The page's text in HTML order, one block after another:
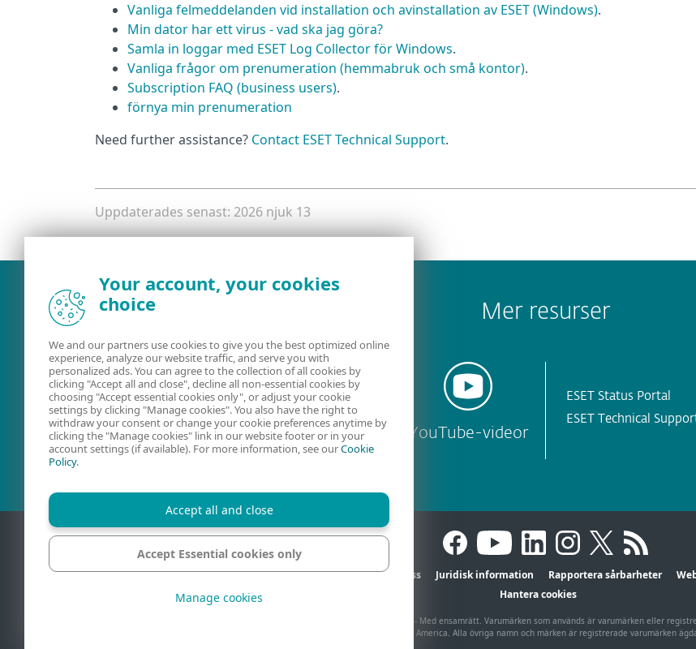
Vanliga felmeddelanden vid installation och avinstallation av ESET (Windows).
Min dator har ett virus - vad ska jag göra?
Samla in loggar med ESET Log Collector för Windows.
Vanliga frågor om prenumeration (hemmabruk och små kontor).
Subscription FAQ (business users).
förnya min prenumeration
Need further assistance? Contact ESET Technical Support.
Uppdaterades senast: 2026 njuk 13
Mer resurser
Användarguider ESET forum YouTube-videor
ESET Status Portal
ESET Technical
Kontakt Sekretess Juridisk information Rapportera sårbarheter
Hantera cookies
© 1992 - 2026 ESET, spol. s r.o. - Med ensamrätt. Varumärken som används är varumärken eller
ESET, spol. s r.o. eller ESET North America. Alla övriga namn och märken är registrerade varumärken
Your account, your cookies
choice
We and our partners use cookies to give you the best optimized online
experience, analyze our website traffic, and serve you with
personalized ads. You can agree to the collection of all cookies by
clicking "Accept all and close", decline all non-essential cookies by
choosing "Accept essential cookies only", or adjust your cookie
settings by clicking "Manage cookies". You also have the right to
withdraw your consent or change your cookie preferences anytime by
clicking the "Manage cookies" link in our website footer or in your
account settings (if available). For more information, see ourCookie
Policy.
Accept all and close
Accept Essential cookies only
Manage cookies